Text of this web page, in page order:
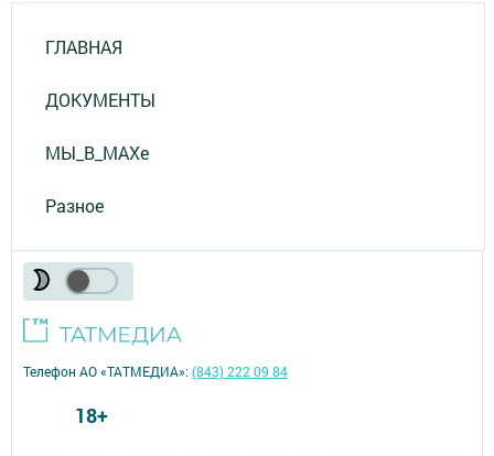
ГЛАВНАЯ
ДОКУМЕНТЫ
МЫ_В_MAXе
Разное
Телефон АО «ТАТМЕДИА»:(843) 222 09 84
18+